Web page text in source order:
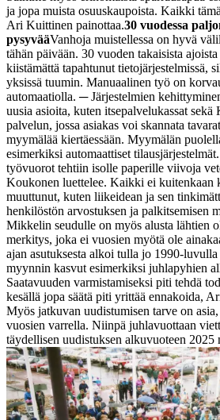
ja jopa muista osuuskaupoista. Kaikki
Ari Kuittinen painottaa.30 vuodessa
pysyvääVanhoja muistellessa on hyvä
tähän päivään. 30 vuoden takaisista
kiistämättä tapahtunut tietojärjestelmissä,
yksissä tuumin. Manuaalinen työ on
automaatiolla. ─ Järjestelmien
uusia asioita, kuten itsepalvelukassat sekä
palvelun, jossa asiakas voi skannata
myymälää kiertäessään. Myymälän
esimerkiksi automaattiset
työvuorot tehtiin isolle paperille viivoja
Koukonen luettelee. Kaikki ei kuitenkaan
muuttunut, kuten liikeidean ja sen
henkilöstön arvostuksen ja palkitsemisen
Mikkelin seudulle on myös alusta lähtien
merkitys, joka ei vuosien myötä ole
ajan asutuksesta alkoi tulla jo 1990-
myynnin kasvut esimerkiksi juhlapyhien
Saatavuuden varmistamiseksi piti tehdä
kesällä jopa säätä piti yrittää ennakoida,
Myös jatkuvan uudistumisen tarve on
vuosien varrella. Niinpä juhlavuottaan
täydellisen uudistuksen alkuvuoteen 2025